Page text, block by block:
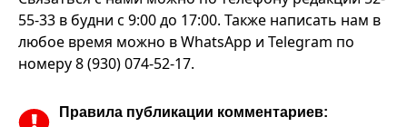
55-33 в будни с 9:00 до 17:00. Также написать нам в
любое время можно в WhatsApp и Telegram по
номеру 8 (930) 074-52-17.
Правила публикации комментариев: